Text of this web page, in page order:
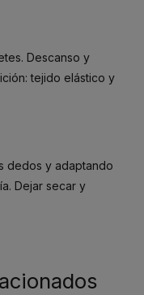
Descanso y
tejido elástico y
dedos y adaptando
Dejar secar y